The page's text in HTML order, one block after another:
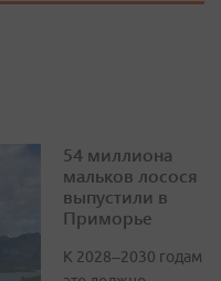
54 миллиона
мальков лосося
выпустили в
Приморье
К 2028–2030 годам